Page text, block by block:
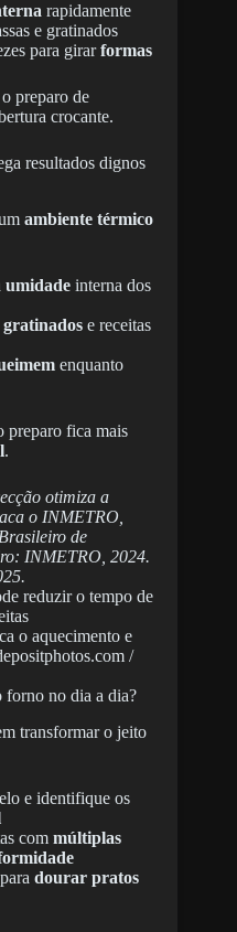
rapidamente
e gratinados
para girarformas
preparo de
crocante.
resultados dignos
ambiente térmico
umidade interna dos
gratinados e receitas
enquanto
preparo fica mais
.
otimiza a
o INMETRO,
de
INMETRO, 2024.
o aquecimento e
/
forno no dia a dia?
transformar o jeito
e identifique os
com múltiplas
dourar pratos